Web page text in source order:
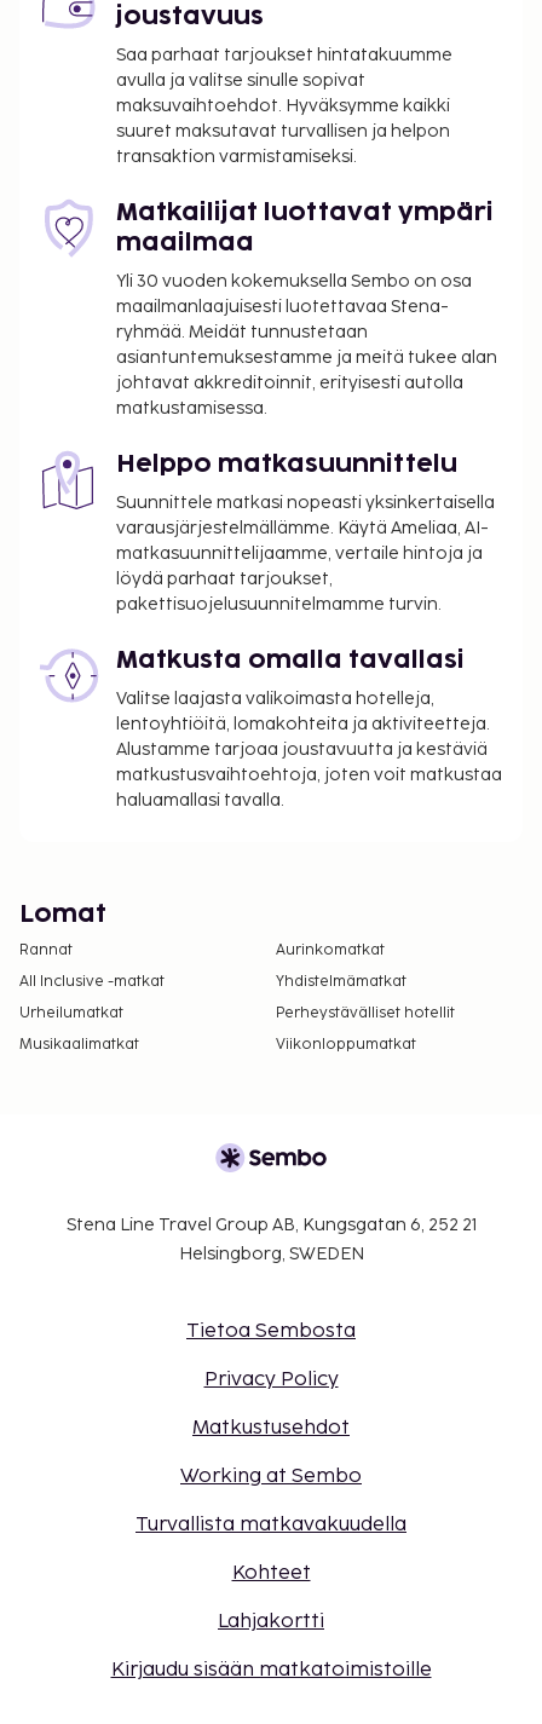
joustavuus
Saa parhaat tarjoukset hintatakuumme
avulla ja valitse sinulle sopivat
maksuvaihtoehdot. Hyväksymme kaikki
suuret maksutavat turvallisen ja helpon
transaktion varmistamiseksi.
Matkailijat luottavat ympäri
maailmaa
Yli 30 vuoden kokemuksella Sembo on osa
maailmanlaajuisesti luotettavaa Stena-
ryhmää. Meidät tunnustetaan
asiantuntemuksestamme ja meitä tukee alan
johtavat akkreditoinnit, erityisesti autolla
matkustamisessa.
Helppo matkasuunnittelu
Suunnittele matkasi nopeasti yksinkertaisella
varausjärjestelmällämme. Käytä Ameliaa, AI-
matkasuunnittelijaamme, vertaile hintoja ja
löydä parhaat tarjoukset,
pakettisuojelusuunnitelmamme turvin.
Matkusta omalla tavallasi
Valitse laajasta valikoimasta hotelleja,
lentoyhtiöitä, lomakohteita ja aktiviteetteja.
Alustamme tarjoaa joustavuutta ja kestäviä
matkustusvaihtoehtoja, joten voit matkustaa
haluamallasi tavalla.
Lomat
Rannat
Aurinkomatkat
All Inclusive -matkat
Yhdistelmämatkat
Urheilumatkat
Perheystävälliset hotellit
Musikaalimatkat
Viikonloppumatkat
Stena Line Travel Group AB, Kungsgatan 6, 252 21
Helsingborg, SWEDEN
Tietoa Sembosta
Privacy Policy
Matkustusehdot
Working at Sembo
Turvallista matkavakuudella
Kohteet
Lahjakortti
Kirjaudu sisään matkatoimistoille